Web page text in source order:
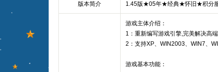
版本简介 1.45版★05年★经典★怀旧★积分
游戏主体介绍：
1：重新编写游戏引擎,完美解决高
2：支持XP、WIN2003、WIN7、
游戏基本功能：